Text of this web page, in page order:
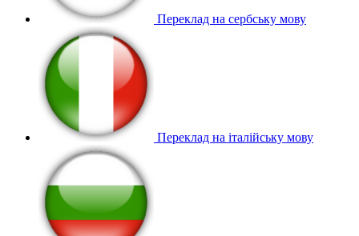
Переклад на сербську мову
Переклад на італійську мову